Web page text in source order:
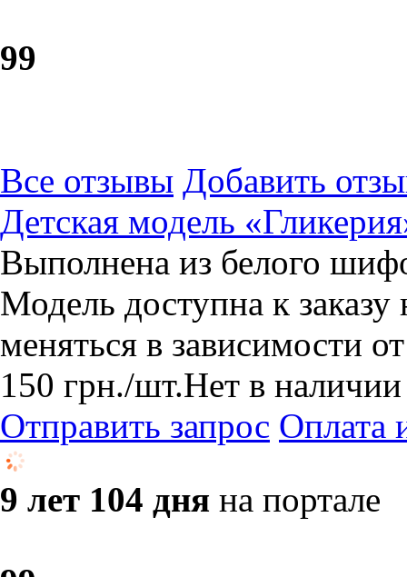
99
Все отзывы Добавить
Детская модель
Выполнена из белого
Модель доступна к
меняться в зависимости
150 грн./шт.Нет в наличии
Отправить запрос Оплата
9 лет 104 дня на портале